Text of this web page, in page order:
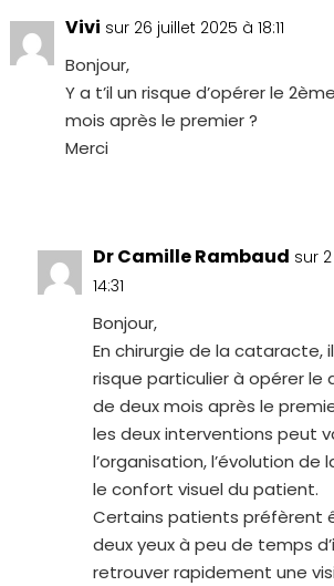
Vivi sur 26 juillet 2025 à 18:11
Bonjour,
Y a t’il un risque d’opérer le
mois après le premier ?
Merci
Dr Camille Rambaud sur
14:31
Bonjour,
En chirurgie de la cataracte,
risque particulier à opérer le
de deux mois après le
les deux interventions peut
l’organisation, l’évolution
le confort visuel du patient.
Certains patients préfèrent
deux yeux à peu de temps
retrouver rapidement une